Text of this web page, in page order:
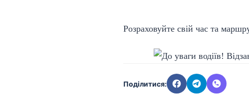
Розраховуйте свій час та
Поділитися: